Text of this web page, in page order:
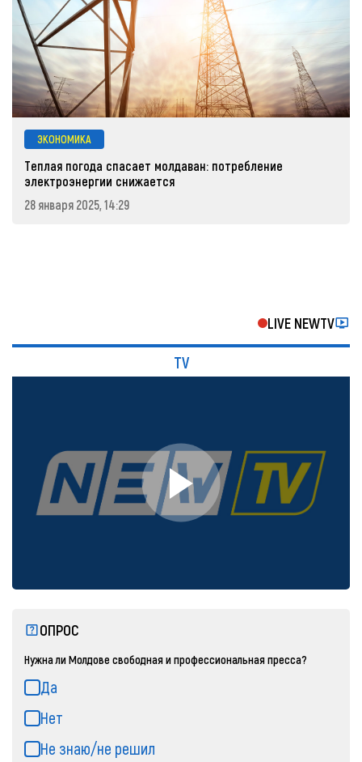
ЭКОНОМИКА
Теплая погода спасает молдаван: потребление
электроэнергии снижается
28 января 2025, 14:29
LIVE NEWTV
TV
ОПРОС
Нужна ли Молдове свободная и профессиональная пресса?
Да
Нет
Не знаю/не решил